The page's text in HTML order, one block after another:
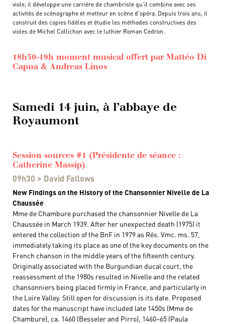
viole, il développe une carrière de chambriste qu’il combine avec ses
activités de scénographe et metteur en scène d’opéra. Depuis trois ans, il
construit des copies fidèles et étudie les méthodes constructives des
violes de Michel Collichon avec le luthier Roman Cedron.
18h30-19h moment musical offert par Mattéo Di
Capua & Andreas Linos
Samedi 14 juin, à l’abbaye de
Royaumont
Session sources #1 (Présidente de séance :
Catherine Massip)
09h30 > David Fallows
New Findings on the History of the Chansonnier Nivelle de La
Chaussée
Mme de Chambure purchased the chansonnier Nivelle de La
Chaussée in March 1939. After her unexpected death (1975) it
entered the collection of the BnF in 1979 as Rés. Vmc. ms. 57,
immediately taking its place as one of the key documents on the
French chanson in the middle years of the fifteenth century.
Originally associated with the Burgundian ducal court, the
reassessment of the 1980s resulted in Nivelle and the related
chansonniers being placed firmly in France, and particularly in
the Loire Valley. Still open for discussion is its date. Proposed
dates for the manuscript have included late 1450s (Mme de
Chambure), ca. 1460 (Besseler and Pirro), 1460–65 (Paula